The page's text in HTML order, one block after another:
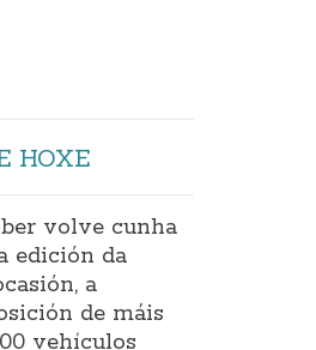
HOXE
volve cunha
edición da
a
de máis
vehículos